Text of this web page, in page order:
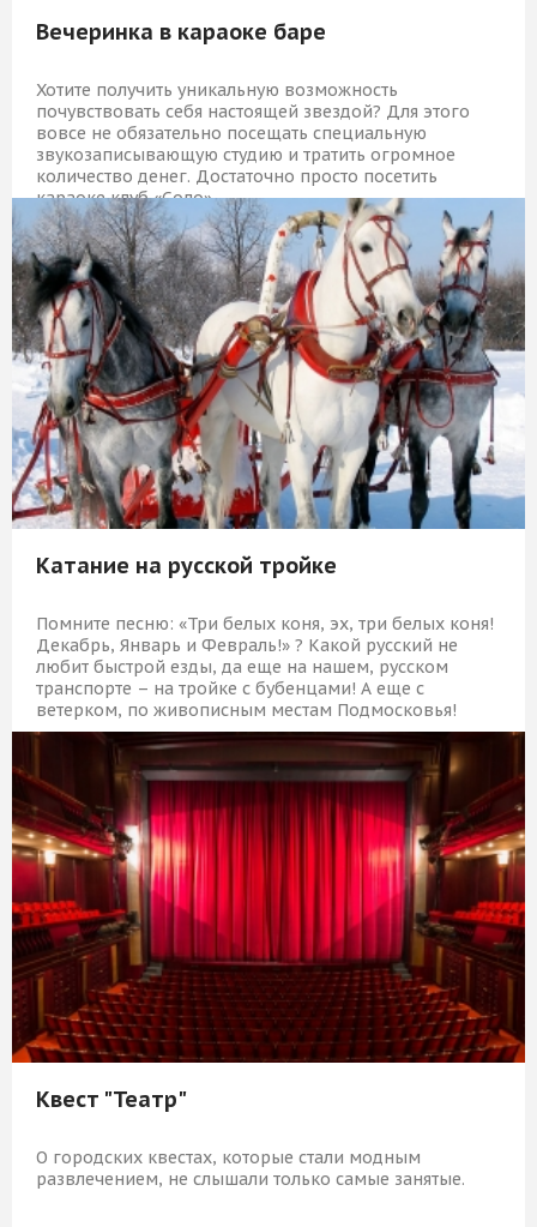
Вечеринка в караоке баре
Хотите получить уникальную возможность
почувствовать себя настоящей звездой? Для этого
вовсе не обязательно посещать специальную
звукозаписывающую студию и тратить огромное
количество денег. Достаточно просто посетить
караоке клуб «Соло».
16 839 Р КУПИТЬ
Катание на русской тройке
Помните песню: «Три белых коня, эх, три белых коня!
Декабрь, Январь и Февраль!» ? Какой русский не
любит быстрой езды, да еще на нашем, русском
транспорте – на тройке с бубенцами! А еще с
ветерком, по живописным местам Подмосковья!
19 709 Р КУПИТЬ
Квест "Театр"
О городских квестах, которые стали модным
развлечением, не слышали только самые занятые.